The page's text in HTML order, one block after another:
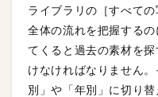
ライブラリの［すべて
全体の流れを把握する
てくると過去の素材を
けなければなりません
別」や「年別」に切り